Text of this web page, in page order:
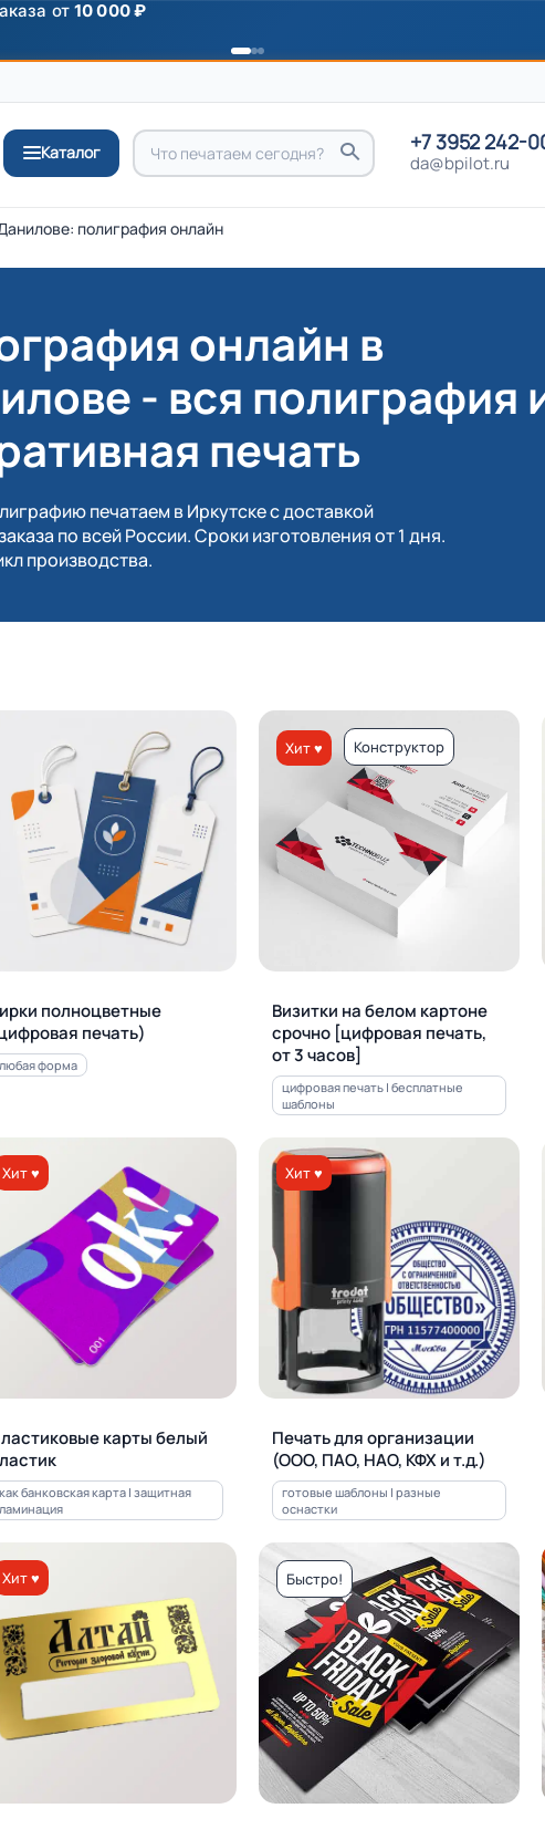
ПРИВЕТ
Каталог +7 3952 242-
da@bpilot.ru
полиграфия онлайн
онлайн в
- вся полиграфия
печать
печатаем в Иркутске с доставкой
по всей России. Сроки изготовления от 1 дня.
производства.
полноцветные
печать)
любая форма
Хит ♥ Конструктор
Визитки на белом картоне
срочно [цифровая печать,
от 3 часов]
цифровая печать | бесплатные
шаблоны
Хит ♥
карты белый
как банковская карта | защитная
ламинация
Хит ♥
Печать для орга­ни­за­ции
(ООО, ПАО, НАО, КФХ и т.д.)
готовые шаблоны | разные
оснастки
Хит ♥ Быстро!